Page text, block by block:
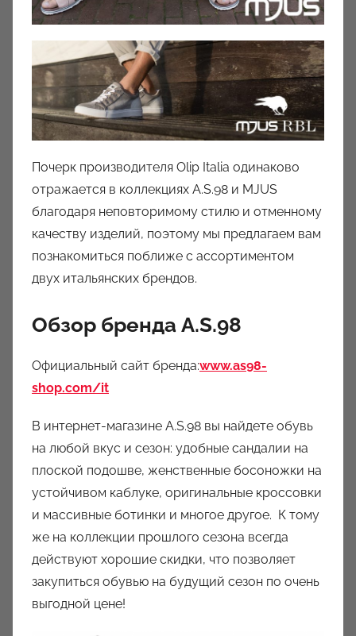
Почерк производителя Olip Italia одинаково
отражается в коллекциях A.S.98 и MJUS
благодаря неповторимому стилю и отменному
качеству изделий, поэтому мы предлагаем вам
познакомиться поближе с ассортиментом
двух итальянских брендов.
Обзор бренда A.S.98
Официальный сайт бренда:www.as98-
shop.com/it
В интернет-магазине A.S.98 вы найдете обувь
на любой вкус и сезон: удобные сандалии на
плоской подошве, женственные босоножки на
устойчивом каблуке, оригинальные кроссовки
и массивные ботинки и многое другое. К тому
же на коллекции прошлого сезона всегда
действуют хорошие скидки, что позволяет
закупиться обувью на будущий сезон по очень
выгодной цене!